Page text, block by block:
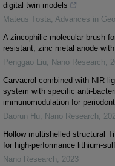
digital twin models
Mateus Tosta, Advances in
A zincophilic molecular brush
resistant, zinc metal anode
Penggao Liu, Nano Research,
Carvacrol combined with NIR
system with specific anti-
immunomodulation for
Daorun Hu, Nano Research,
Hollow multishelled structural
for high-performance lithium-
Nano Research, 2023